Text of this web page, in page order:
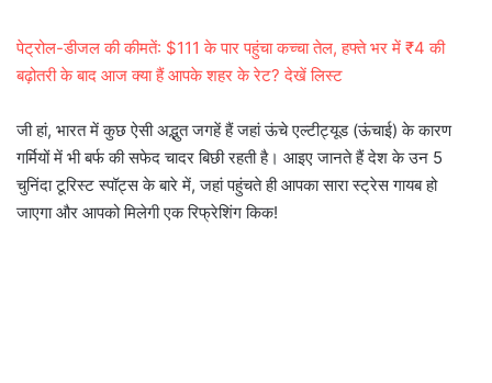
पेट्रोल-डीजल की कीमतें: $111 के पार पहुंचा कच्चा तेल, हफ्ते भर में ₹4 की
बढ़ोतरी के बाद आज क्या हैं आपके शहर के रेट? देखें लिस्ट
जी हां, भारत में कुछ ऐसी अद्भुत जगहें हैं जहां ऊंचे एल्टीट्यूड (ऊंचाई) के कारण
गर्मियों में भी बर्फ की सफेद चादर बिछी रहती है। आइए जानते हैं देश के उन 5
चुनिंदा टूरिस्ट स्पॉट्स के बारे में, जहां पहुंचते ही आपका सारा स्ट्रेस गायब हो
जाएगा और आपको मिलेगी एक रिफ्रेशिंग किक!